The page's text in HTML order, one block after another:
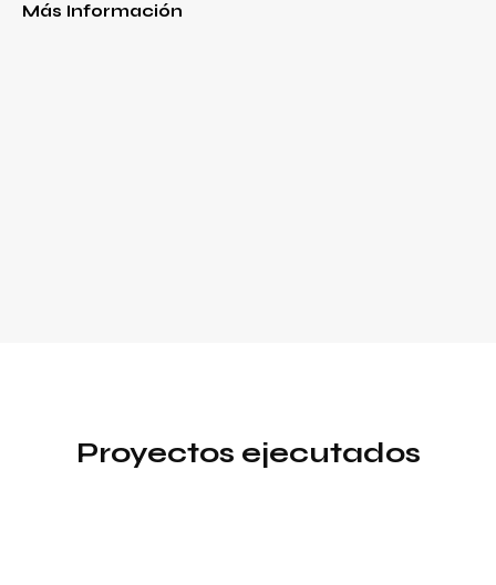
Más Información
Proyectos ejecutados